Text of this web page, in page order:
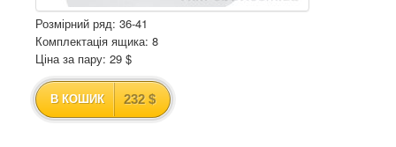
Розмірний ряд: 36-41
Комплектація ящика: 8
Ціна за пару: 29 $
В КОШИК 232 $